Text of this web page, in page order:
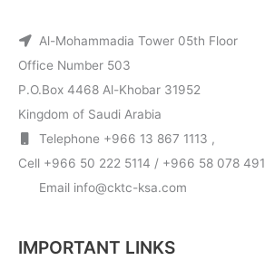
Al-Mohammadia Tower 05th Floor
Office Number 503
P.O.Box 4468 Al-Khobar 31952
Kingdom of Saudi Arabia
Telephone +966 13 867 1113 ,
Cell +966 50 222 5114 / +966 58 078
Email info@cktc-ksa.com
IMPORTANT LINKS